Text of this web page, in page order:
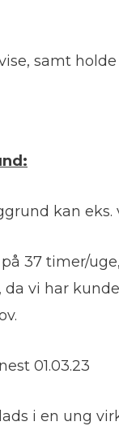
samt
kan
37 timer/
vi har
01.03.23
i en ung